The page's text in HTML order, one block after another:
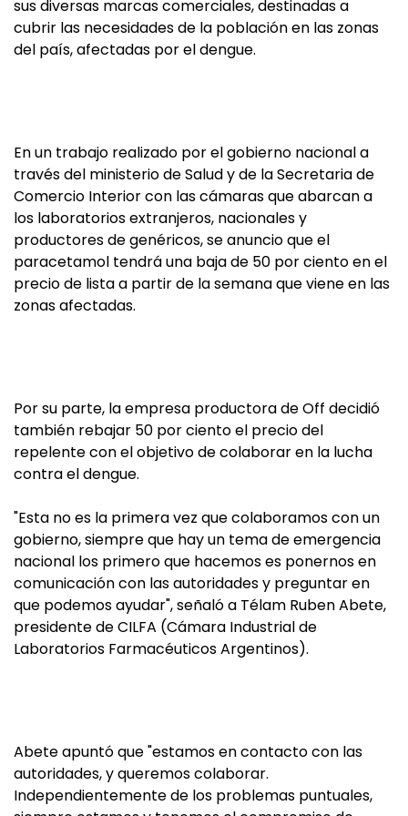
sus diversas marcas comerciales, destinadas a
cubrir las necesidades de la población en las zonas
del país, afectadas por el dengue.
En un trabajo realizado por el gobierno nacional a
través del ministerio de Salud y de la Secretaria de
Comercio Interior con las cámaras que abarcan a
los laboratorios extranjeros, nacionales y
productores de genéricos, se anuncio que el
paracetamol tendrá una baja de 50 por ciento en el
precio de lista a partir de la semana que viene en las
zonas afectadas.
Por su parte, la empresa productora de Off decidió
también rebajar 50 por ciento el precio del
repelente con el objetivo de colaborar en la lucha
contra el dengue.
"Esta no es la primera vez que colaboramos con un
gobierno, siempre que hay un tema de emergencia
nacional los primero que hacemos es ponernos en
comunicación con las autoridades y preguntar en
que podemos ayudar", señaló a Télam Ruben Abete,
presidente de CILFA (Cámara Industrial de
Laboratorios Farmacéuticos Argentinos).
Abete apuntó que "estamos en contacto con las
autoridades, y queremos colaborar.
Independientemente de los problemas puntuales,